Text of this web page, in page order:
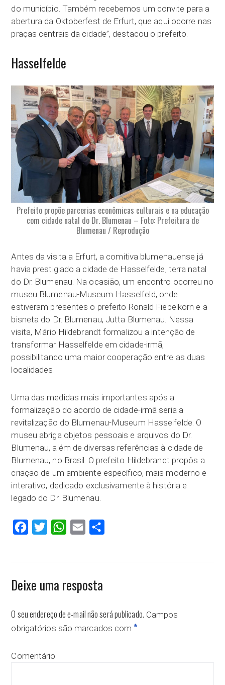
do município. Também recebemos um convite para a
abertura da Oktoberfest de Erfurt, que aqui ocorre nas
praças centrais da cidade”, destacou o prefeito.
Hasselfelde
Prefeito propõe parcerias econômicas culturais e na educação
com cidade natal do Dr. Blumenau – Foto: Prefeitura de
Blumenau / Reprodução
Antes da visita a Erfurt, a comitiva blumenauense já
havia prestigiado a cidade de Hasselfelde, terra natal
do Dr. Blumenau. Na ocasião, um encontro ocorreu no
museu Blumenau-Museum Hasselfeld, onde
estiveram presentes o prefeito Ronald Fiebelkorn e a
bisneta do Dr. Blumenau, Jutta Blumenau. Nessa
visita, Mário Hildebrandt formalizou a intenção de
transformar Hasselfelde em cidade-irmã,
possibilitando uma maior cooperação entre as duas
localidades.
Uma das medidas mais importantes após a
formalização do acordo de cidade-irmã seria a
revitalização do Blumenau-Museum Hasselfelde. O
museu abriga objetos pessoais e arquivos do Dr.
Blumenau, além de diversas referências à cidade de
Blumenau, no Brasil. O prefeito Hildebrandt propôs a
criação de um ambiente específico, mais moderno e
interativo, dedicado exclusivamente à história e
legado do Dr. Blumenau.
FacebookTwitter WhatsApp
Email
Deixe uma resposta
O seu endereço de e-mail não será publicado. Campos
obrigatórios são marcados com *
Comentário